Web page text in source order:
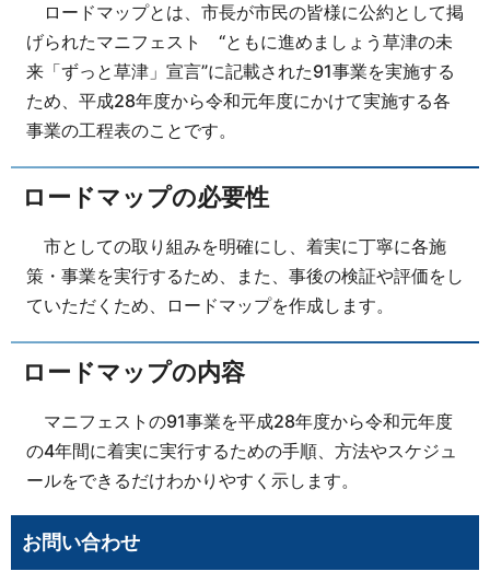
ロードマップとは、市長が市民の皆様に公約として掲
げられたマニフェスト “ともに進めましょう草津の未
来「ずっと草津」宣言”に記載された91事業を実施する
ため、平成28年度から令和元年度にかけて実施する各
事業の工程表のことです。
ロードマップの必要性
市としての取り組みを明確にし、着実に丁寧に各施
策・事業を実行するため、また、事後の検証や評価をし
ていただくため、ロードマップを作成します。
ロードマップの内容
マニフェストの91事業を平成28年度から令和元年度
の4年間に着実に実行するための手順、方法やスケジュ
ールをできるだけわかりやすく示します。
お問い合わせ